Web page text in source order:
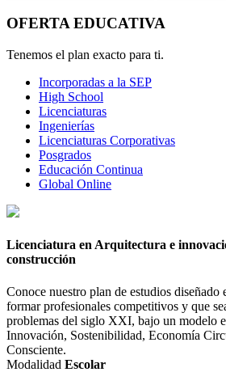
OFERTA EDUCATIVA
Tenemos el plan exacto para ti.
Incorporadas a la SEP
High School
Licenciaturas
Ingenierías
Licenciaturas Corporativas
Posgrados
Educación Continua
Global Online
Licenciatura en Arquitectura e
construcción
Conoce nuestro plan de estudios diseñado
formar profesionales competitivos y que
problemas del siglo XXI, bajo un modelo
Innovación, Sostenibilidad, Economía
Consciente.
Modalidad Escolar